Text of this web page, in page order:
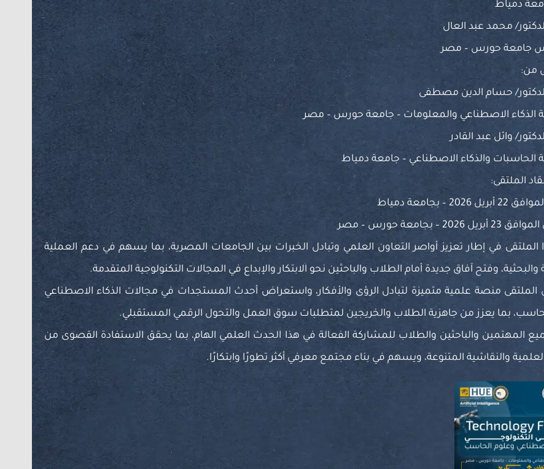
دمياط
محمد عبد العال
جامعة حورس – مصر
من:
الدكتور/ حسام الدين مصطفى
الذكاء الاصطناعي والمعلومات – جامعة حورس – مصر
وائل عبد القادر
الحاسبات والذكاء الاصطناعي – جامعة دمياط
الملتقى:
2026 – بجامعة دمياط
– بجامعة حورس – مصر
الملتقى في إطار تعزيز أواصر التعاون العلمي وتبادل الخبرات بين الجامعات المصرية، بما يسهم في دعم العملية
والبحثية، وفتح آفاق جديدة أمام الطلاب والباحثين نحو الابتكار والإبداع في المجالات التكنولوجية المتقدمة.
الملتقى منصة علمية متميزة لتبادل الرؤى والأفكار، واستعراض أحدث المستجدات في مجالات الذكاء الاصطناعي
بما يعزز من جاهزية الطلاب والخريجين لمتطلبات سوق العمل والتحول الرقمي المستقبلي.
المهتمين والباحثين والطلاب للمشاركة الفعالة في هذا الحدث العلمي الهام، بما يحقق الاستفادة القصوى من
والنقاشية المتنوعة، ويسهم في بناء مجتمع معرفي أكثر تطورًا وابتكارًا.